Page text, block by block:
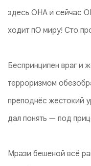
здесь ОНА и сейчас
ходит пО миру! Сто
Беспринципен враг и
терроризмом
преподнёс жестокий
дал понять — под
Мрази бешеной всё